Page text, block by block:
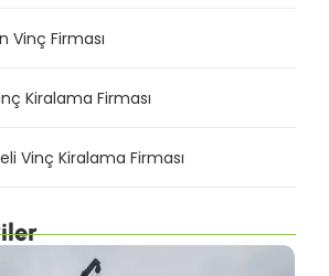
Vinç Firması
Kiralama Firması
Vinç Kiralama Firması